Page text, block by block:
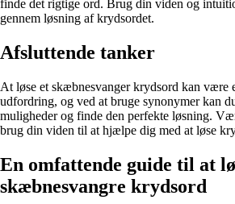
finde det rigtige ord. Brug din viden og
gennem løsning af krydsordet.
Afsluttende tanker
At løse et skæbnesvanger krydsord kan være
udfordring, og ved at bruge synonymer kan
muligheder og finde den perfekte løsning.
brug din viden til at hjælpe dig med at løse
En omfattende guide til at
skæbnesvangre krydsord